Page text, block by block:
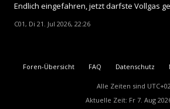
Endlich eingefahren, jetzt darfste Vollgas
C01, Di 21. Jul 2026, 22:26
Foren-Übersicht FAQ Datenschutz
Alle Zeiten sind
Aktuelle Zeit: Fr 7. Aug